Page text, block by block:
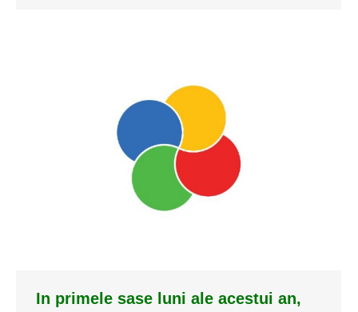
In primele sase luni ale acestui an,